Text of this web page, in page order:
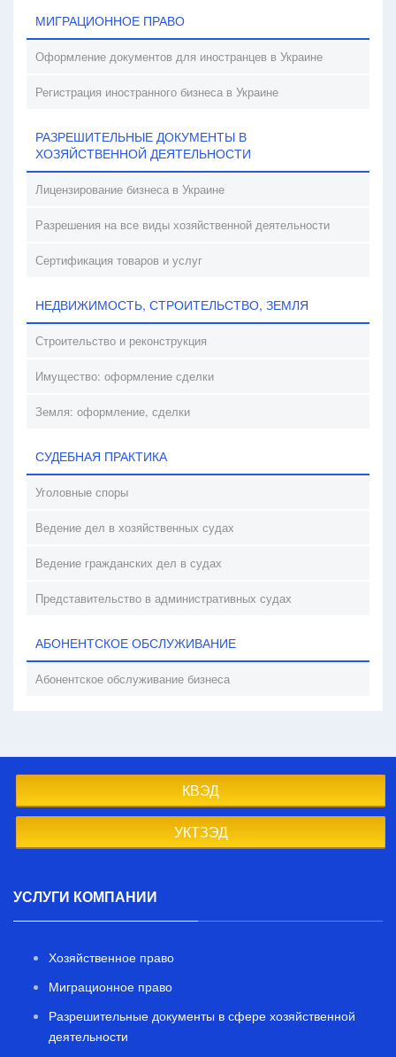
МИГРАЦИОННОЕ ПРАВО
Оформление документов для иностранцев в Украине
Регистрация иностранного бизнеса в Украине
РАЗРЕШИТЕЛЬНЫЕ ДОКУМЕНТЫ В
ХОЗЯЙСТВЕННОЙ ДЕЯТЕЛЬНОСТИ
Лицензирование бизнеса в Украине
Разрешения на все виды хозяйственной деятельности
Сертификация товаров и услуг
НЕДВИЖИМОСТЬ, СТРОИТЕЛЬСТВО, ЗЕМЛЯ
Строительство и реконструкция
Имущество: оформление сделки
Земля: оформление, сделки
СУДЕБНАЯ ПРАКТИКА
Уголовные споры
Ведение дел в хозяйственных судах
Ведение гражданских дел в судах
Представительство в административных судах
АБОНЕНТСКОЕ ОБСЛУЖИВАНИЕ
Абонентское обслуживание бизнеса
КВЭД
УКТЗЭД
УСЛУГИ КОМПАНИИ
Хозяйственное право
Миграционное право
Разрешительные документы в сфере хозяйственной
деятельности